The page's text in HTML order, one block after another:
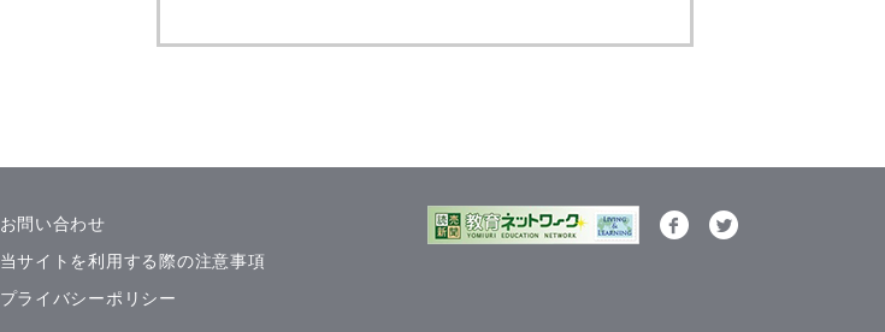
お問い合わせ
当サイトを利用する際の注意事項
プライバシーポリシー